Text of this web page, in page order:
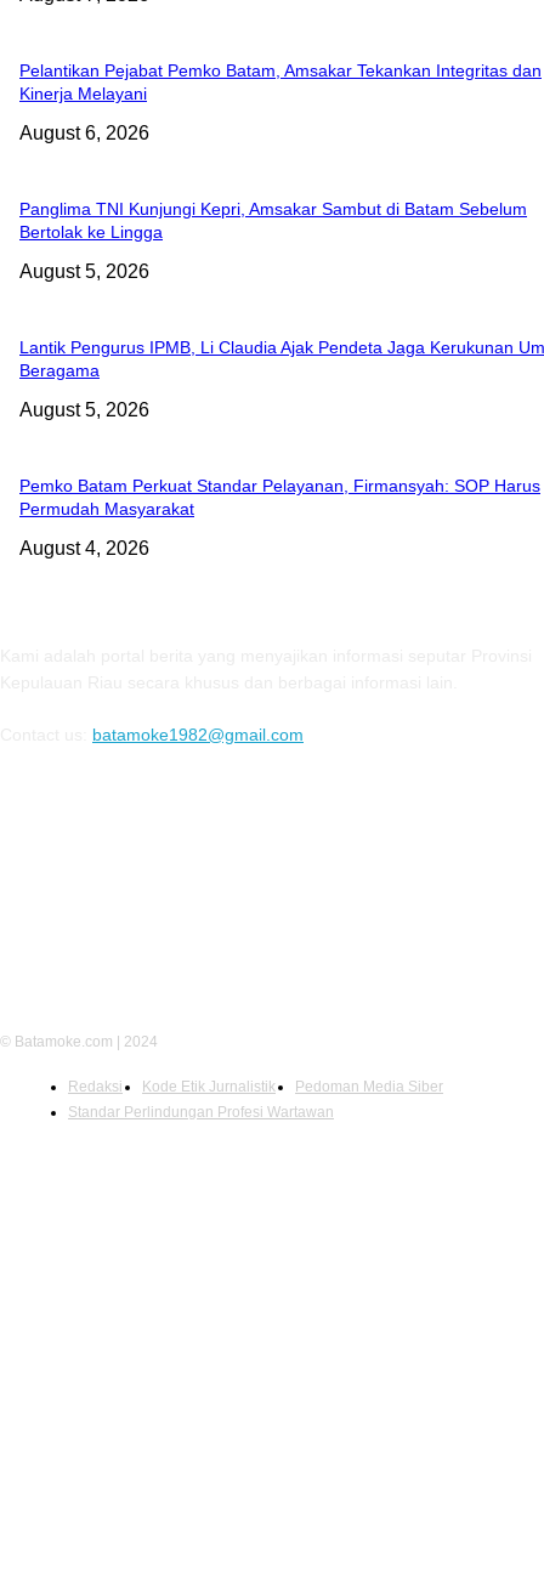
Pelantikan Pejabat Pemko Batam, Amsakar Tekankan Integritas dan
Kinerja Melayani
August 6, 2026
Panglima TNI Kunjungi Kepri, Amsakar Sambut di Batam Sebelum
Bertolak ke Lingga
August 5, 2026
Lantik Pengurus IPMB, Li Claudia Ajak Pendeta Jaga Kerukunan
Beragama
August 5, 2026
Pemko Batam Perkuat Standar Pelayanan, Firmansyah: SOP Harus
Permudah Masyarakat
August 4, 2026
batamoke1982@gmail.com
© Batamoke.com | 2024
Redaksi Kode Etik Jurnalistik
Pedoman Media Siber
Standar Perlindungan Profesi Wartawan